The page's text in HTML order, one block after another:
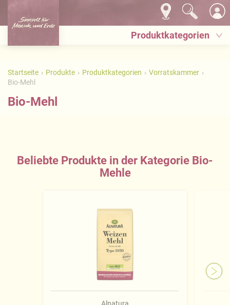
Produktkategorien
Startseite Produkte Produktkategorien
Vorratskammer
Bio-Mehl
Bio-Mehl
Beliebte Produkte in der Kategorie Bio-
Mehle